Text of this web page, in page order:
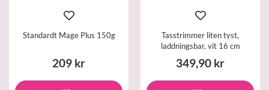
Standardt Mage Plus 150g
209 kr
Tasstrimmer liten tyst,
laddningsbar, vit 16 cm
349,90 kr